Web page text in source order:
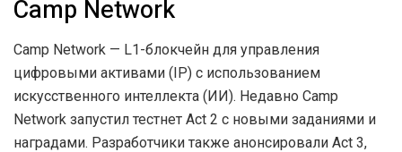
Camp Network
Camp Network — L1-блокчейн для управления
цифровыми активами (IP) с использованием
искусственного интеллекта (ИИ). Недавно Camp
Network запустил тестнет Act 2 с новыми заданиями и
наградами. Разработчики также анонсировали Act 3,